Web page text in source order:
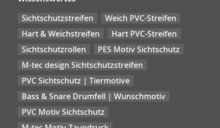
Sichtschutzstreifen
Weich PVC-Streifen
Hart & Weichstreifen
Hart PVC-Streifen
Sichtschutzrollen
PES Motiv Sichtschutz
M-tec design Sichtschutzstreifen
PVC Sichtschutz | Tiermotive
Bass & Snare Drumfell | Wunschmotiv
PVC Motiv Sichtschutz